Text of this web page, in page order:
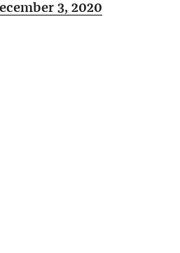
3, 2020